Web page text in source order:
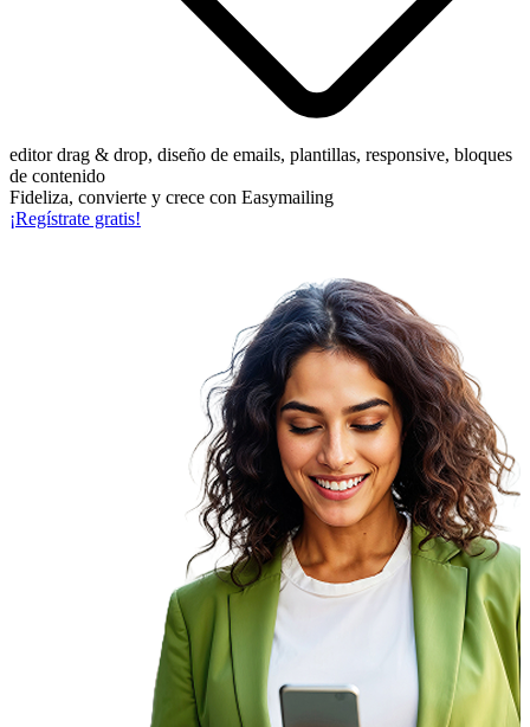
editor drag & drop, diseño de emails, plantillas, responsive, bloques
de contenido
Fideliza, convierte y crece con Easymailing
¡Regístrate gratis!